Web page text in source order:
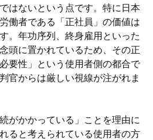
はないという点です。特に日本
働者である「正社員」の価値は
。年功序列、終身雇用といった
頭に置かれているため、その正
要性」という使用者側の都合で
官からは厳しい視線が注がれま
がかかっている」ことを理由に
ると考えられている使用者の方